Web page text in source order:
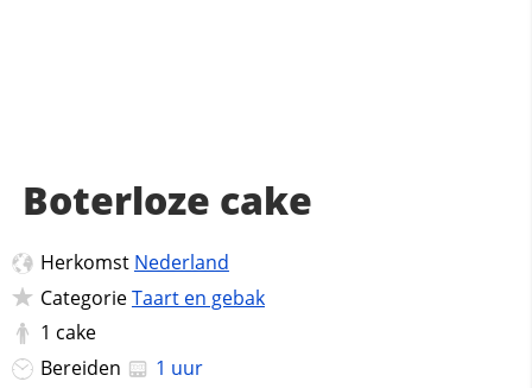
Boterloze cake
Herkomst Nederland
CategorieTaart en gebak
1 cake
Bereiden
1 uur